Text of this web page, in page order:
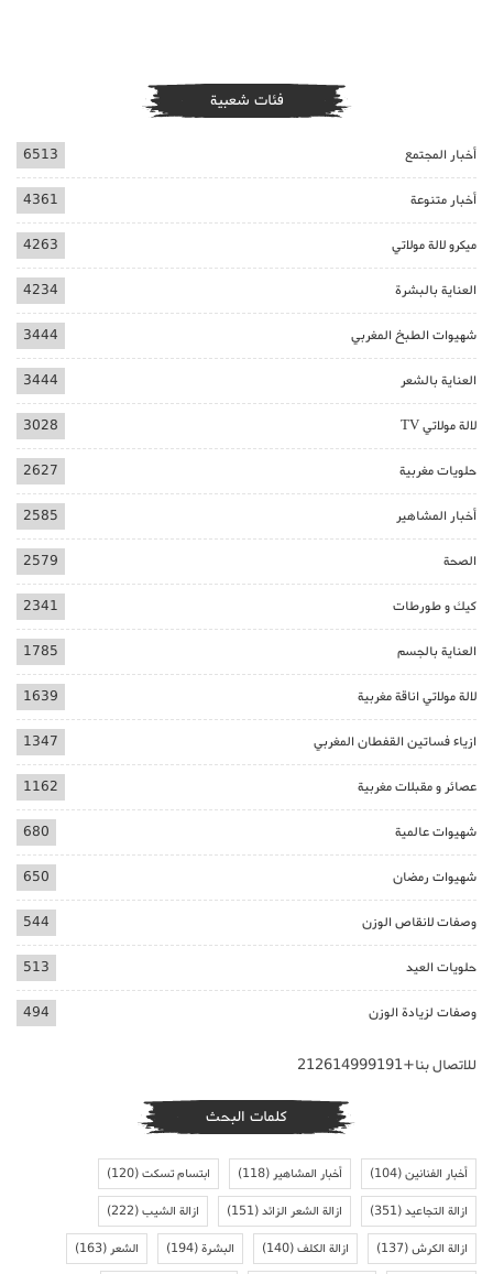
فئات شعبية
أخبار المجتمع 6513
أخبار متنوعة 4361
ميكرو لالة مولاتي 4263
العناية بالبشرة 4234
شهيوات الطبخ المغربي 3444
العناية بالشعر 3444
لالة مولاتي TV 3028
حلويات مغربية 2627
أخبار المشاهير 2585
الصحة 2579
كيك و طورطات 2341
العناية بالجسم 1785
لالة مولاتي اناقة مغربية 1639
ازياء فساتين القفطان المغربي 1347
عصائر و مقبلات مغربية 1162
شهيوات عالمية 680
شهيوات رمضان 650
وصفات لانقاص الوزن 544
حلويات العيد 513
وصفات لزيادة الوزن 494
للاتصال بنا+212614999191
كلمات البحث
أخبار الفنانين(104) أخبار المشاهير(118) ابتسام تسكت(120)
ازالة التجاعيد(351) ازالة الشعر الزائد(151) ازالة الشيب(222)
ازالة الكرش(137) ازالة الكلف(140) البشرة(194) الشعر(163)